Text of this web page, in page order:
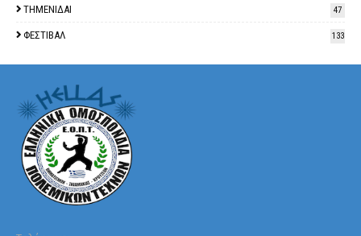
ΤΗΜΕΝΙΔΑΙ 47
ΦΕΣΤΙΒΑΛ 133